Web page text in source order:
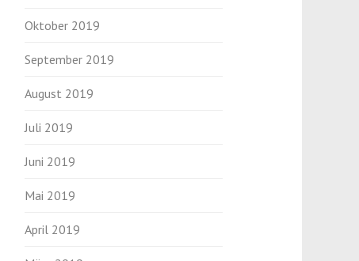
Oktober 2019
September 2019
August 2019
Juli 2019
Juni 2019
Mai 2019
April 2019